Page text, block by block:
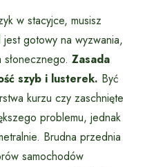
w stacyjce, musisz
gotowy na wyzwania,
Zasada
szyb i lusterek. Być
kurzu czy zaschnięte
problemu, jednak
Brudna przednia
samochodów